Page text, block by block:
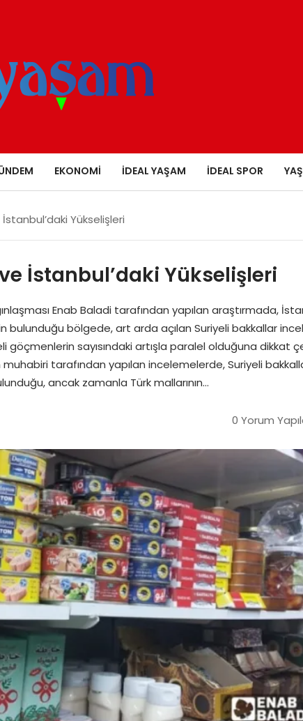
EKONOMI İDEAL YAŞAM İDEAL SPOR
Yükselişleri
İstanbul’daki Yükselişleri
Enab Baladi tarafından yapılan araştırmada,
bulunduğu bölgede, art arda açılan Suriyeli bakkallar
göçmenlerin sayısındaki artışla paralel olduğuna dikkat
tarafından yapılan incelemelerde, Suriyeli
ancak zamanla Türk mallarının…
0 Yorum